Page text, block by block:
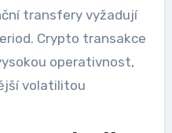
transfery vyžadují
Crypto transakce
operativnost,
volatilitou